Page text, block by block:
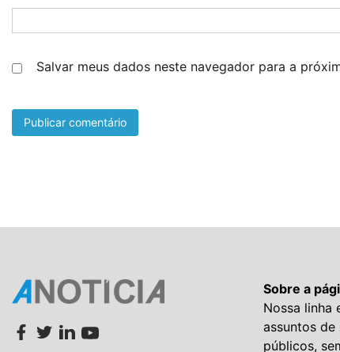
Salvar meus dados neste navegador para a
Sobre a
Nossa linha
assuntos
públicos,